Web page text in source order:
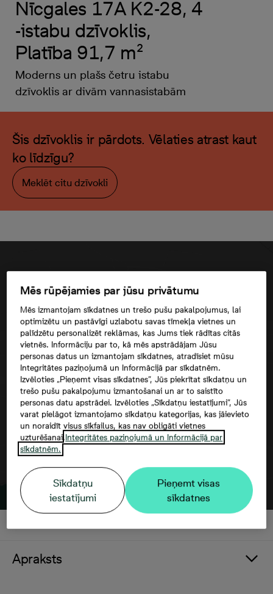
Nīcgales 17A K2-28, 4
-istabu dzīvoklis,
Platība 91,7 m²
Moderns un plašs četru istabu
dzīvoklis ar divām vannasistabām
Šis dzīvoklis ir pārdots. Vēlaties atrast kaut
ko līdzīgu?
Meklēt citu dzīvokli
Google maps trešās puses datu
izmantošana
Apraksts
Mēs rūpējamies par jūsu privātumu
Mēs izmantojam sīkdatnes un trešo pušu pakalpojumus, lai
optimizētu un pastāvīgi uzlabotu savas tīmekļa vietnes un
palīdzētu personalizēt reklāmas, kas Jums tiek rādītas citās
vietnēs. Informāciju par to, kā mēs apstrādājam Jūsu
personas datus un izmantojam sīkdatnes, atradīsiet mūsu
Integritātes paziņojumā un Informācijā par sīkdatnēm.
Izvēloties „Pieņemt visas sīkdatnes”, Jūs piekrītat sīkdatņu un
trešo pušu pakalpojumu izmantošanai un ar to saistīto
personas datu apstrādei. Izvēloties „Sīkdatņu iestatījumi”, Jūs
varat pielāgot izmantojamo sīkdatņu kategorijas, kas jāievieto
un noraidīt visus sīkfailus, kas nav obligāti vietnes
uzturēšanai.Integritātes paziņojumā un Informācijā par
sīkdatnēm.
Sīkdatņu
iestatījumi
Pieņemt visas
sīkdatnes